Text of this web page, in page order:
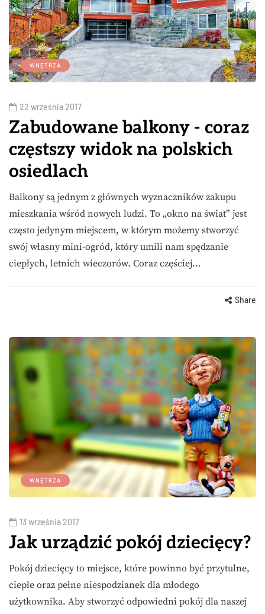
WNĘTRZA
22 września 2017
Zabudowane balkony - coraz
częstszy widok na polskich
osiedlach
Balkony są jednym z głównych wyznaczników zakupu
mieszkania wśród nowych ludzi. To „okno na świat” jest
często jedynym miejscem, w którym możemy stworzyć
swój własny mini-ogród, który umili nam spędzanie
ciepłych, letnich wieczorów. Coraz częściej…
Share
WNĘTRZA
13 września 2017
Jak urządzić pokój dziecięcy?
Pokój dziecięcy to miejsce, które powinno być przytulne,
ciepłe oraz pełne niespodzianek dla młodego
użytkownika. Aby stworzyć odpowiedni pokój dla naszej